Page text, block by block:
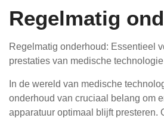
Regelmatig
Regelmatig onderhoud: Essentieel
prestaties van medische technologie
In de wereld van medische
onderhoud van cruciaal belang om
apparatuur optimaal blijft presteren.